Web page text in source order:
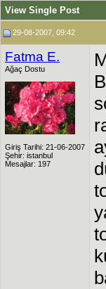
View Single Post
29-08-2007, 09:42
Fatma E.
Ağaç Dostu
Giriş Tarihi: 21-06-2007
Şehir: istanbul
Mesajlar: 197